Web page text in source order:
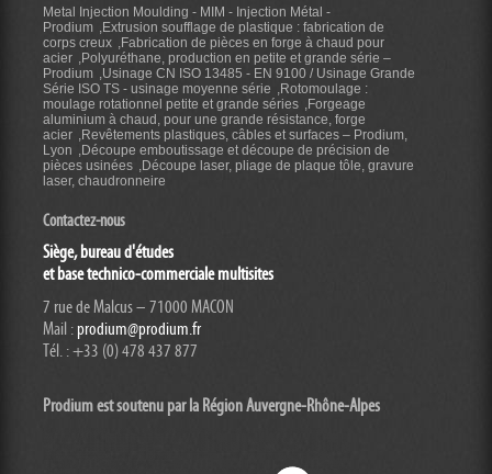
Metal Injection Moulding - MIM - Injection Métal -
Prodium
Extrusion soufflage de plastique : fabrication de
corps creux
Fabrication de pièces en forge à chaud pour
acier
Polyuréthane, production en petite et grande série –
Prodium
Usinage CN ISO 13485 - EN 9100 / Usinage Grande
Série ISO TS - usinage moyenne série
Rotomoulage :
moulage rotationnel petite et grande séries
Forgeage
aluminium à chaud, pour une grande résistance, forge
acier
Revêtements plastiques, câbles et surfaces – Prodium,
Lyon
Découpe emboutissage et découpe de précision de
pièces usinées
Découpe laser, pliage de plaque tôle, gravure
laser, chaudronneire
Contactez-nous
Siège, bureau d'études
et base technico-commerciale multisites
7 rue de Malcus – 71000 MACON
Mail :prodium@prodium.fr
Tél. : +33 (0) 478 437 877
Prodium est soutenu par la Région Auvergne-Rhône-Alpes